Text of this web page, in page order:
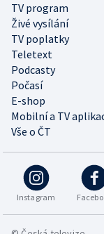
TV program
Živé vysílání
TV poplatky
Teletext
Podcasty
Počasí
E-shop
Mobilní a TV
Vše o ČT
Instagram